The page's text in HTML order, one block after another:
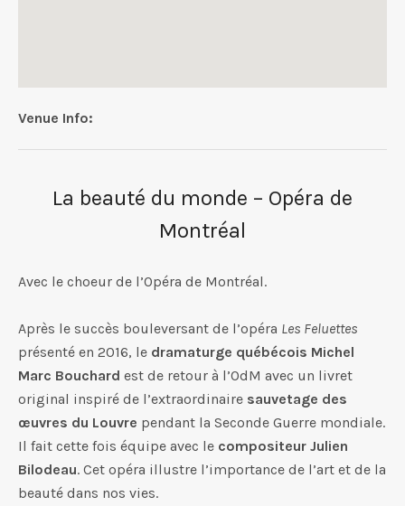
Venue Info
Montréal
, H2X 1Y9
La beauté du monde – Opéra de
Montréal
Avec le choeur de l’Opéra de Montréal.
Après le succès bouleversant de l’opéra Les Feluettes
présenté en 2016, le dramaturge québécois Michel
Marc Bouchard est de retour à l’OdM avec un livret
original inspiré de l’extraordinaire sauvetage des
œuvres du Louvre pendant la Seconde Guerre mondiale.
Il fait cette fois équipe avec le compositeur Julien
Bilodeau. Cet opéra illustre l’importance de l’art et de la
beauté dans nos vies.